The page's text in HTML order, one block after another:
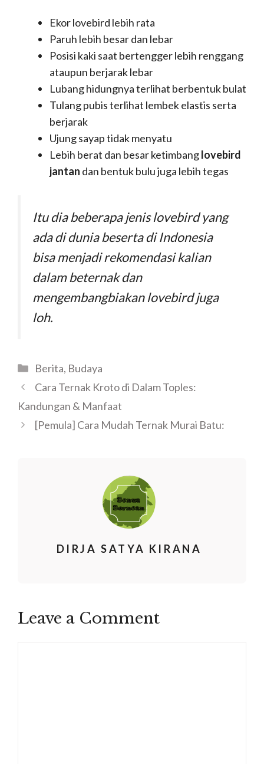
Ekor lovebird lebih rata
Paruh lebih besar dan lebar
Posisi kaki saat bertengger lebih renggang
ataupun berjarak lebar
Lubang hidungnya terlihat berbentuk bulat
Tulang pubis terlihat lembek elastis serta
berjarak
Ujung sayap tidak menyatu
Lebih berat dan besar ketimbanglovebird
jantan dan bentuk bulu juga lebih tegas
Itu dia beberapa jenis lovebird yang
ada di dunia beserta di Indonesia
bisa menjadi rekomendasi kalian
dalam beternak dan
mengembangbiakan lovebird juga
loh.
Berita, Budaya
Cara Ternak Kroto di Dalam Toples:
Kandungan & Manfaat
[Pemula] Cara Mudah Ternak Murai Batu:
DIRJA SATYA KIRANA
Leave a Comment